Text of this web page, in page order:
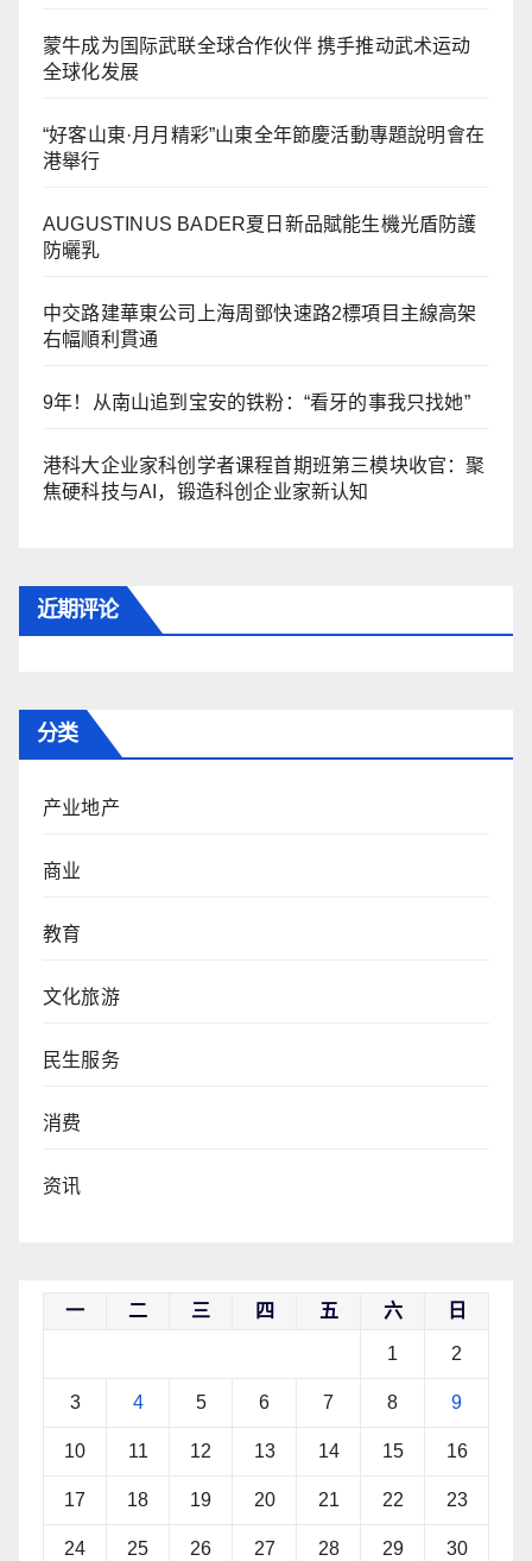
蒙牛成为国际武联全球合作伙伴 携手推动武术运动
全球化发展
“好客山東·月月精彩”山東全年節慶活動專題說明會在
港舉行
AUGUSTINUS BADER夏日新品賦能生機光盾防護
防曬乳
中交路建華東公司上海周鄧快速路2標項目主線高架
右幅順利貫通
9年！从南山追到宝安的铁粉：“看牙的事我只找她”
港科大企业家科创学者课程首期班第三模块收官：聚
焦硬科技与AI，锻造科创企业家新认知
近期评论
分类
产业地产
商业
教育
文化旅游
民生服务
消费
资讯
一 二 三 四 五 六 日
1 2
3 4 5 6 7 8 9
10 11 12 13 14 15 16
17 18 19 20 21 22 23
24 25 26 27 28 29 30